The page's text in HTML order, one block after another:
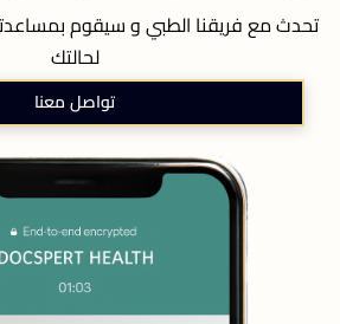
تحدث مع فريقنا الطبي و سيقوم
لحالتك
تواصل معنا